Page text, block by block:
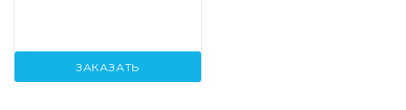
ЗАКАЗАТЬ